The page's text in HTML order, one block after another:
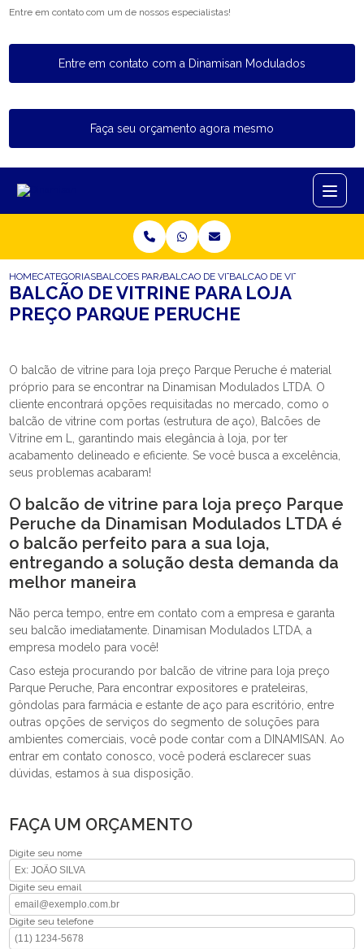
Entre em contato com um de nossos especialistas!
Entre em contato com a Dinamisan Modulados
Faça seu orçamento agora mesmo
HOMECATEGORIASBALCOES PARA LOJABALCAO DE VITRINE PARA LOJA
BALCAO DE VITRINE PARA
BALCÃO DE VITRINE PARA LOJA
PREÇO PARQUE PERUCHE
O balcão de vitrine para loja preço Parque Peruche é material
próprio para se encontrar na Dinamisan Modulados LTDA. O
cliente encontrará opções requisitadas no mercado, como o
balcão de vitrine com portas (estrutura de aço), Balcões de
Vitrine em L, garantindo mais elegância à loja, por ter
acabamento delineado e eficiente. Se você busca a excelência,
seus problemas acabaram!
O balcão de vitrine para loja preço Parque
Peruche da Dinamisan Modulados LTDA é
o balcão perfeito para a sua loja,
entregando a solução desta demanda da
melhor maneira
Não perca tempo, entre em contato com a empresa e garanta
seu balcão imediatamente. Dinamisan Modulados LTDA, a
empresa modelo para você!
Caso esteja procurando por balcão de vitrine para loja preço
Parque Peruche, Para encontrar expositores e prateleiras,
gôndolas para farmácia e estante de aço para escritório, entre
outras opções de serviços do segmento de soluções para
ambientes comerciais, você pode contar com a DINAMISAN. Ao
entrar em contato conosco, você poderá esclarecer suas
dúvidas, estamos à sua disposição.
FAÇA UM ORÇAMENTO
Digite seu nome
Digite seu email
Digite seu telefone